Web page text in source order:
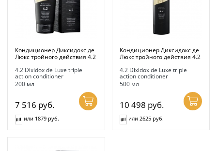
Кондиционер Диксидокс де
Люкс тройного действия 4.2
4.2 Dixidox de Luxe triple
action conditioner
200 мл
7 516 руб.
или 1879 руб.
Кондиционер Диксидокс де
Люкс тройного действия 4.2
4.2 Dixidox de Luxe triple
action conditioner
500 мл
10 498 руб.
или 2625 руб.